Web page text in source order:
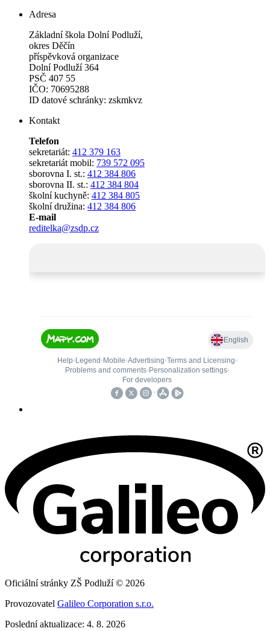
Adresa
Základní škola Dolní Podluží,
okres Děčín
příspěvková organizace
Dolní Podluží 364
PSČ 407 55
IČO: 70695288
ID datové schránky: zskmkvz
Kontakt
Telefon
sekretariát: 412 379 163
sekretariát mobil: 739 572 095
sborovna I. st.: 412 384 806
sborovna II. st.: 412 384 804
školní kuchyně: 412 384 805
školní družina: 412 384 806
E-mail
reditelka@zsdp.cz
Oficiální stránky ZŠ Podluží © 2026
Provozovatel Galileo Corporation s.r.o.
Poslední aktualizace: 4. 8. 2026